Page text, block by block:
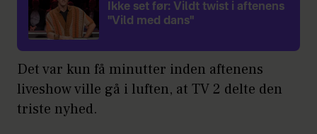
Ikke set før: Vildt twist i aftenens
"Vild med dans"
Det var kun få minutter inden aftenens
liveshow ville gå i luften, at TV 2 delte den
triste nyhed.